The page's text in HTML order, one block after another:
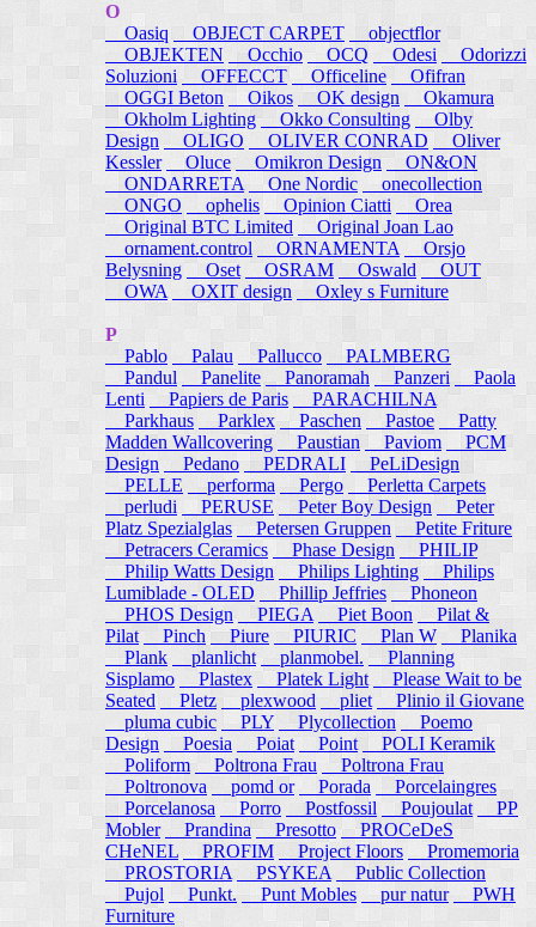
O
Oasiq
OBJECT CARPET
objectflor
OBJEKTEN
Occhio OCQ Odesi
Odorizzi
Soluzioni
OFFECCT Officeline
Ofifran
OGGI Beton
Oikos OK design
Okamura
Okholm Lighting
Okko Consulting
Olby
Design
OLIGO OLIVER CONRAD
Oliver
Kessler
Oluce Omikron Design
ON&ON
ONDARRETA
One Nordic
onecollection
ONGO
ophelis Opinion Ciatti
Orea
Original BTC Limited
Original Joan Lao
ornament.control
ORNAMENTA
Orsjo
Belysning
Oset OSRAM Oswald
OUT
OWA
OXIT design Oxley s Furniture
P
Pablo
Palau Pallucco
PALMBERG
Pandul
Panelite Panoramah Panzeri
Paola
Lenti
Papiers de Paris
PARACHILNA
Parkhaus
Parklex Paschen Pastoe
Patty
Madden Wallcovering
Paustian Paviom
PCM
Design
Pedano PEDRALI
PeLiDesign
PELLE
performa Pergo
Perletta Carpets
perludi
PERUSE Peter Boy Design
Peter
Platz Spezialglas
Petersen Gruppen
Petite Friture
Petracers Ceramics
Phase Design
PHILIP
Philip Watts Design
Philips Lighting
Philips
Lumiblade - OLED
Phillip Jeffries
Phoneon
PHOS Design
PIEGA Piet Boon
Pilat &
Pilat
Pinch Piure PIURIC Plan W
Planika
Plank
planlicht planmobel. Planning
Sisplamo
Plastex Platek Light
Please Wait to be
Seated
Pletz plexwood pliet
Plinio il Giovane
pluma cubic
PLY Plycollection
Poemo
Design
Poesia Poiat Point
POLI Keramik
Poliform
Poltrona Frau
Poltrona Frau
Poltronova
pomd or Porada
Porcelaingres
Porcelanosa
Porro Postfossil Poujoulat
PP
Mobler
Prandina Presotto
PROCeDeS
CHeNEL
PROFIM Project Floors
Promemoria
PROSTORIA
PSYKEA
Public Collection
Pujol
Punkt. Punt Mobles pur natur
PWH
Furniture